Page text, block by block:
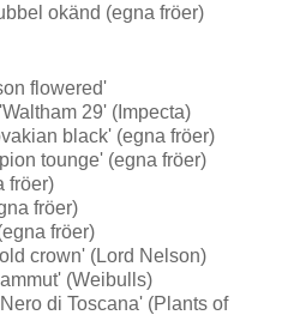
okänd (egna fröer)
flowered'
'Waltham 29' (Impecta)
black' (egna fröer)
tounge' (egna fröer)
fröer)
fröer)
fröer)
crown' (Lord Nelson)
(Weibulls)
di Toscana' (Plants of